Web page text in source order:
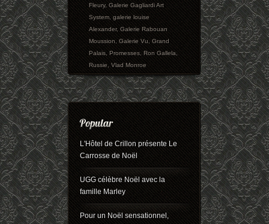
Fleury,Galerie Gagliardi Art
System,galerie louise
Alexander,Galerie Rabouan
Moussion,Galerie Vu,Grand
Palais,Promesses,Ron Gallela,
Russie,Vlad Monroe
L'Hôtel de Crillon présente Le
Carrosse de Noël
UGG célèbre Noël avec la
famille Marley
Pour un Noël sensationnel,